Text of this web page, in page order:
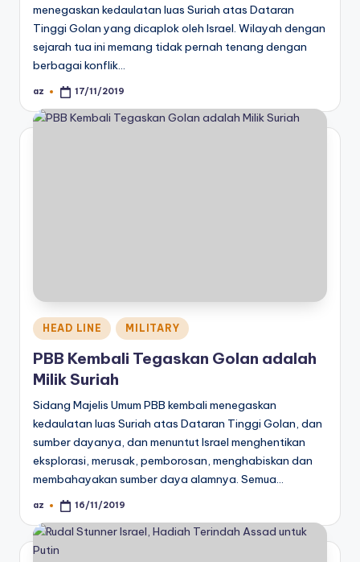
menegaskan kedaulatan luas Suriah atas Dataran
Tinggi Golan yang dicaplok oleh Israel. Wilayah dengan
sejarah tua ini memang tidak pernah tenang dengan
berbagai konflik…
Posted
az 17/11/2019
Posted
in
HEAD LINE MILITARY
PBB Kembali Tegaskan Golan adalah
Milik Suriah
Sidang Majelis Umum PBB kembali menegaskan
kedaulatan luas Suriah atas Dataran Tinggi Golan, dan
sumber dayanya, dan menuntut Israel menghentikan
eksplorasi, merusak, pemborosan, menghabiskan dan
membahayakan sumber daya alamnya. Semua…
Posted
az 16/11/2019